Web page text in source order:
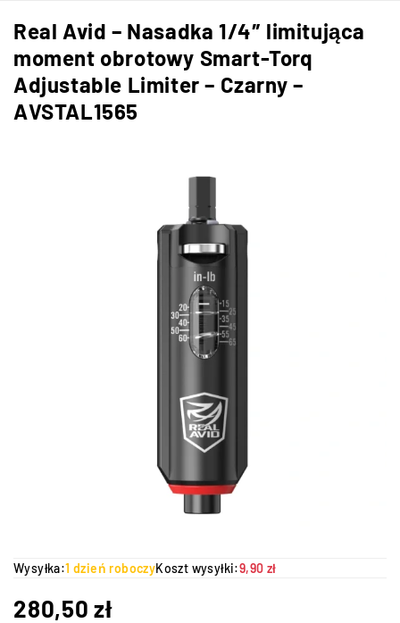
Real Avid – Nasadka 1/4″ limitująca
moment obrotowy Smart-Torq
Adjustable Limiter – Czarny –
AVSTAL1565
Wysyłka:1 dzień roboczyKoszt wysyłki:9,90 zł
280,50zł